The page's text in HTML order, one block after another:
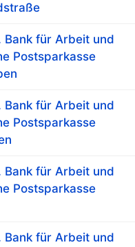
Bank für Arbeit und
Postsparkasse
Bank für Arbeit und
Postsparkasse
Bank für Arbeit und
Postsparkasse
Bank für Arbeit und